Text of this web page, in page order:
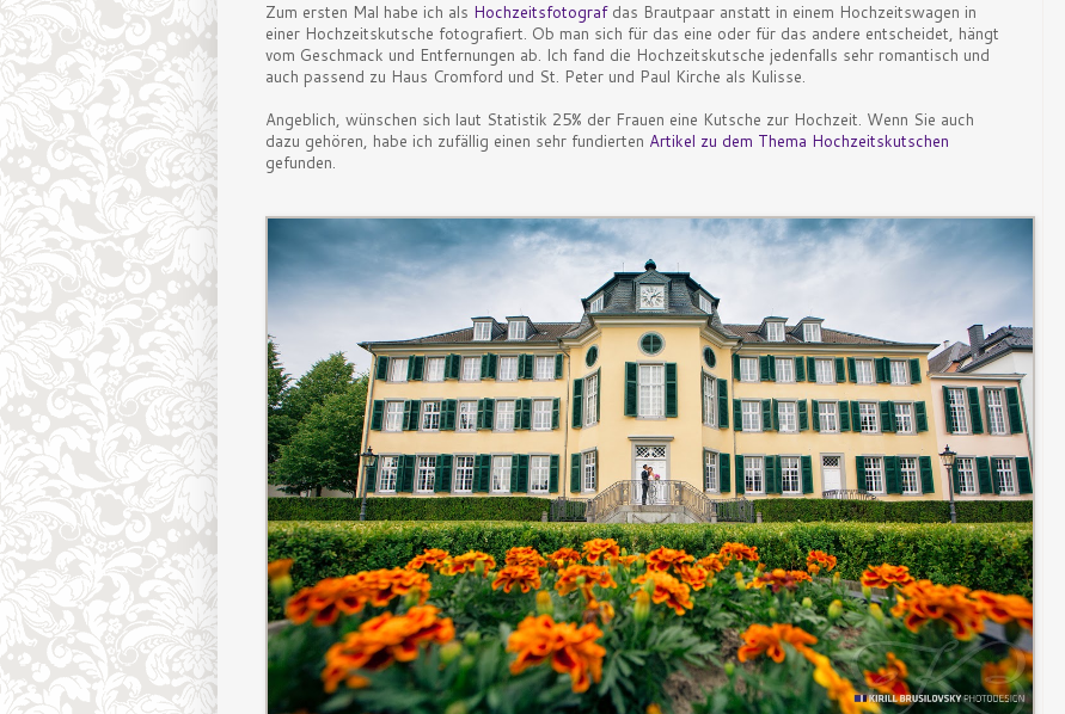
Zum ersten Mal habe ich als Hochzeitsfotografdas Brautpaar anstatt in einem Hochzeitswagen in
einer Hochzeitskutsche fotografiert. Ob man sich für das eine oder für das andere entscheidet, hängt
vom Geschmack und Entfernungen ab. Ich fand die Hochzeitskutsche jedenfalls sehr romantisch und
auch passend zu Haus Cromford und St. Peter und Paul Kirche als Kulisse.
Angeblich, wünschen sich laut Statistik 25% der Frauen eine Kutsche zur Hochzeit. Wenn Sie auch
dazu gehören, habe ich zufällig einen sehr fundierten Artikel zu dem Thema Hochzeitskutschen
gefunden.